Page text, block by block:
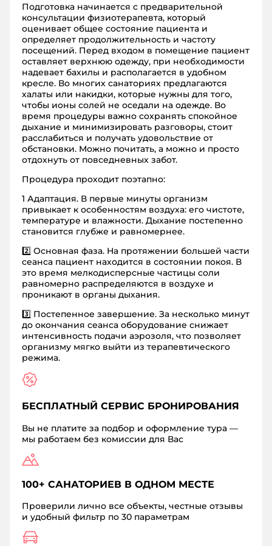
Подготовка начинается с предварительной
консультации физиотерапевта, который
оценивает общее состояние пациента и
определяет продолжительность и частоту
посещений. Перед входом в помещение пациент
оставляет верхнюю одежду, при необходимости
надевает бахилы и располагается в удобном
кресле. Во многих санаториях предлагаются
халаты или накидки, которые нужны для того,
чтобы ионы солей не оседали на одежде. Во
время процедуры важно сохранять спокойное
дыхание и минимизировать разговоры, стоит
расслабиться и получать удовольствие от
обстановки. Можно почитать, а можно и просто
отдохнуть от повседневных забот.
Процедура проходит поэтапно:
1️ Адаптация. В первые минуты организм
привыкает к особенностям воздуха: его чистоте,
температуре и влажности. Дыхание постепенно
становится глубже и равномернее.
2️⃣ Основная фаза. На протяжении большей части
сеанса пациент находится в состоянии покоя. В
это время мелкодисперсные частицы соли
равномерно распределяются в воздухе и
проникают в органы дыхания.
3️⃣ Постепенное завершение. За несколько минут
до окончания сеанса оборудование снижает
интенсивность подачи аэрозоля, что позволяет
организму мягко выйти из терапевтического
режима.
БЕСПЛАТНЫЙ СЕРВИС БРОНИРОВАНИЯ
Вы не платите за подбор и оформление тура —
мы работаем без комиссии для Вас
100+ САНАТОРИЕВ В ОДНОМ МЕСТЕ
Проверили лично все объекты, честные отзывы
и удобный фильтр по 30 параметрам